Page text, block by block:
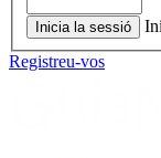
Registreu-vos